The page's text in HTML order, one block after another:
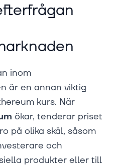
inom
är en annan viktig
kurs. När
ökar, tenderar priset
på olika skäl, såsom
och
produkter eller till